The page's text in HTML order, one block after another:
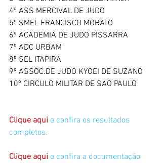
4º ASS MERCIVAL DE JUDO
5º SMEL FRANCISCO MORATO
6º ACADEMIA DE JUDO PISSARRA
7º ADC URBAM
8º SEL ITAPIRA
9º ASSOC.DE JUDO KYOEI DE SUZANO
10º CIRCULO MILITAR DE SAO PAULO
Clique aqui e confira os resultados
completos.
Clique aqui e confira a documentação